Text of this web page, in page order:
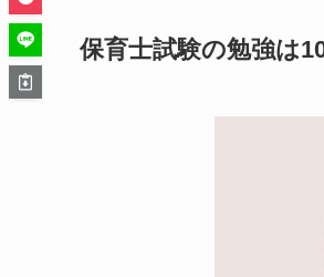
保育士試験の勉強は